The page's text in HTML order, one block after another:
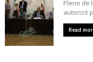
Pleno de
autorizó
Read